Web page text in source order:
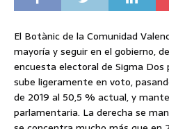
El Botànic de la Comunidad
mayoría y seguir en el gobierno,
encuesta electoral de Sigma Dos
sube ligeramente en voto,
de 2019 al 50,5 % actual, y
parlamentaria. La derecha se